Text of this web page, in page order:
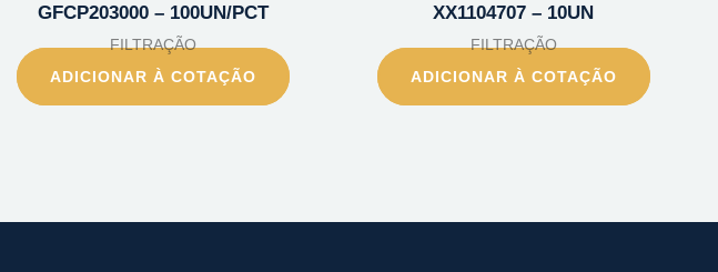
GFCP203000 – 100UN/PCT
FILTRAÇÃO
ADICIONAR À COTAÇÃO
XX1104707 – 10UN
FILTRAÇÃO
ADICIONAR À COTAÇÃO